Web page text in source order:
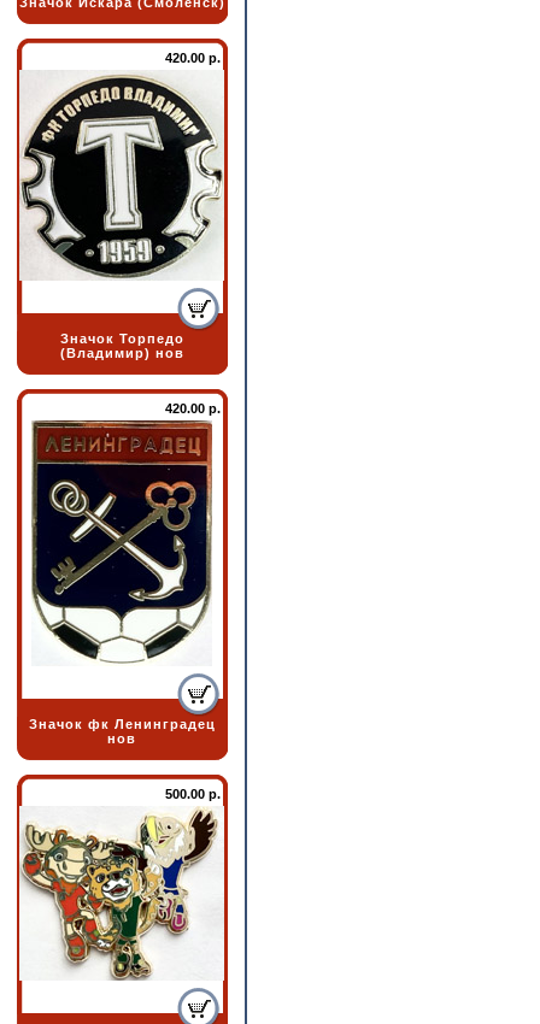
420.00 р.
Значок Торпедо
(Владимир) нов
420.00 р.
Значок фк Ленинградец
нов
500.00 р.